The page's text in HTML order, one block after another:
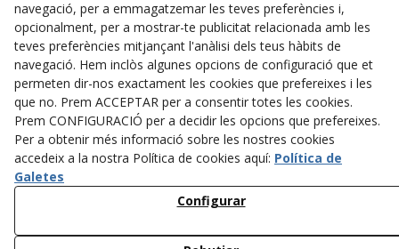
Avís Legal
Política Cookies
ateneutarrega
@ateneutarrega
@ateneutarrega
navegació, per a emmagatzemar les teves preferències i,
opcionalment, per a mostrar-te publicitat relacionada amb les
teves preferències mitjançant l'anàlisi dels teus hàbits de
navegació. Hem inclòs algunes opcions de configuració que et
permeten dir-nos exactament les cookies que prefereixes i les
que no. Prem ACCEPTAR per a consentir totes les cookies.
Prem CONFIGURACIÓ per a decidir les opcions que prefereixes.
Per a obtenir més informació sobre les nostres cookies
accedeix a la nostra Política de cookies aquí: Política de
Galetes
Configurar